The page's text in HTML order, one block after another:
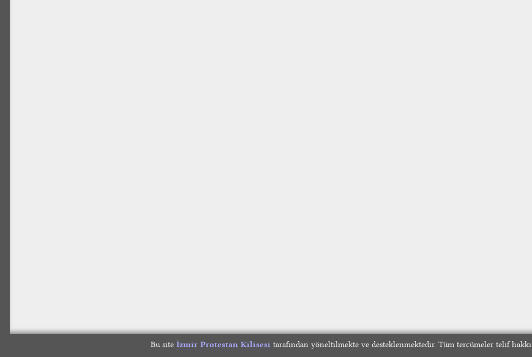
Bu site İzmir Protestan Kilisesitarafından yöneltilmekte ve desteklenmektedir. Tüm tercümeler telif hakkı